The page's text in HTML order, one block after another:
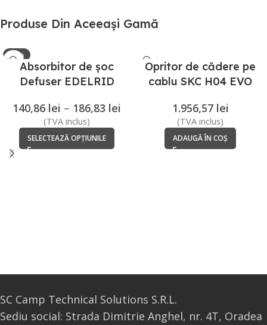
Produse Din Aceeași Gamă
-21%
Absorbitor de șoc
Defuser EDELRID
140,86 lei – 186,83 lei
(TVA inclus)
SELECTEAZĂ OPȚIUNILE
Opritor de cădere pe
cablu SKC H04 EVO
1.956,57 lei
(TVA inclus)
ADAUGĂ ÎN COȘ
SC Camp Technical Solutions S.R.L.
Sediu social: Strada Dimitrie Anghel, nr. 4T, Oradea